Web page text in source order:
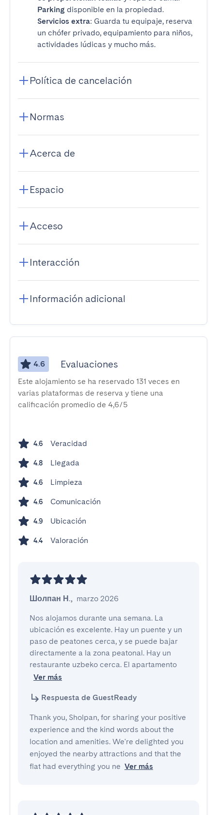
Parking disponible en la propiedad.
Servicios extra: Guarda tu equipaje, reserva
un chófer privado, equipamiento para niños,
actividades lúdicas y mucho más.
Política de cancelación
Normas
Acerca de
Espacio
Acceso
Interacción
Información adicional
4.6 Evaluaciones
Este alojamiento se ha reservado 131 veces en
varias plataformas de reserva y tiene una
calificación promedio de 4,6/5
4.6 Veracidad
4.8 Llegada
4.6 Limpieza
4.6 Comunicación
4.9 Ubicación
4.4 Valoración
Шолпан Н., marzo 2026
Nos alojamos durante una semana. La
ubicación es excelente. Hay un puente y un
paso de peatones cerca, y se puede bajar
directamente a la zona peatonal. Hay un
restaurante uzbeko cerca. El apartamento
Ver más
Respuesta de GuestReady
Thank you, Sholpan, for sharing your positive
experience and the kind words about the
location and amenities. We're delighted you
enjoyed the nearby attractions and that the
flat had everything you ne Ver más